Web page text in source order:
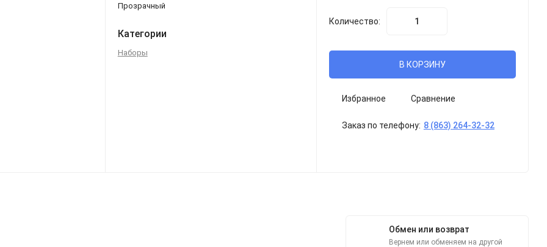
Прозрачный
Категории
Наборы
Количество:
В КОРЗИНУ
Избранное Сравнение
Заказ по телефону: 8 (863) 264-32-32
Обмен или возврат
Вернем или обменяем на другой